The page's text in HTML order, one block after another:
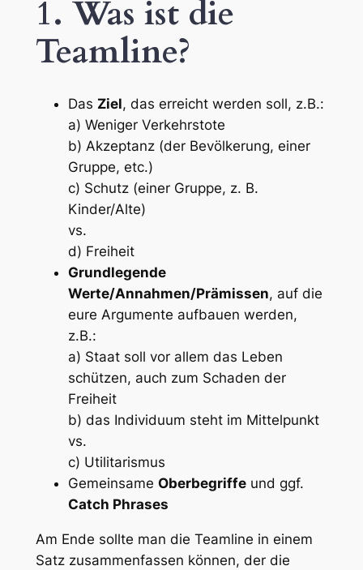
1. Was ist die
Teamline?
Das Ziel, das erreicht werden soll, z.B.:
a) Weniger Verkehrstote
b) Akzeptanz (der Bevölkerung, einer
Gruppe, etc.)
c) Schutz (einer Gruppe, z. B.
Kinder/Alte)
vs.
d) Freiheit
Grundlegende
Werte/Annahmen/Prämissen, auf die
eure Argumente aufbauen werden,
z.B.:
a) Staat soll vor allem das Leben
schützen, auch zum Schaden der
Freiheit
b) das Individuum steht im Mittelpunkt
vs.
c) Utilitarismus
Gemeinsame Oberbegriffeund ggf.
Catch Phrases
Am Ende sollte man die Teamline in einem
Satz zusammenfassen können, der die